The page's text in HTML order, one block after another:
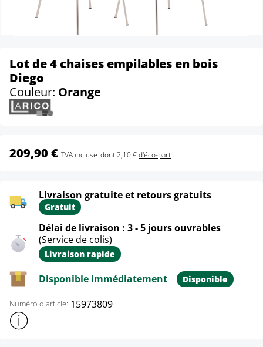
Lot de 4 chaises empilables en bois
Diego
Couleur: Orange
209,90 € TVA incluse dont 2,10 €d'éco-part
Livraison gratuite et retours gratuits
Gratuit
Délai de livraison : 3 - 5 jours ouvrables
(Service de colis)
Livraison rapide
Disponible immédiatement Disponible
Numéro d'article: 15973809
Afficher plus d'informations sur le produit